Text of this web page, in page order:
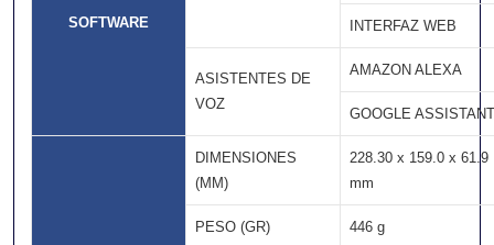
SOFTWARE INTERFAZ WEB
ASISTENTES DE
VOZ
AMAZON ALEXA
GOOGLE ASSISTANT
DIMENSIONES
(MM)
228.30 x 159.0 x 61.9
mm
PESO (GR) 446 g